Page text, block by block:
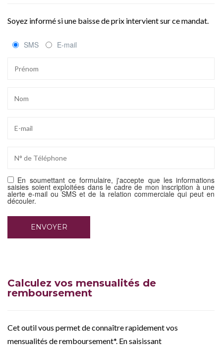
Soyez informé si une baisse de prix intervient sur ce mandat.
SMS E-mail
En soumettant ce formulaire, j'accepte que les informations
saisies soient exploitées dans le cadre de mon inscription à une
alerte e-mail ou SMS et de la relation commerciale qui peut en
découler.
Calculez vos mensualités de
remboursement
Cet outil vous permet de connaître rapidement vos
mensualités de remboursement*. En saisissant